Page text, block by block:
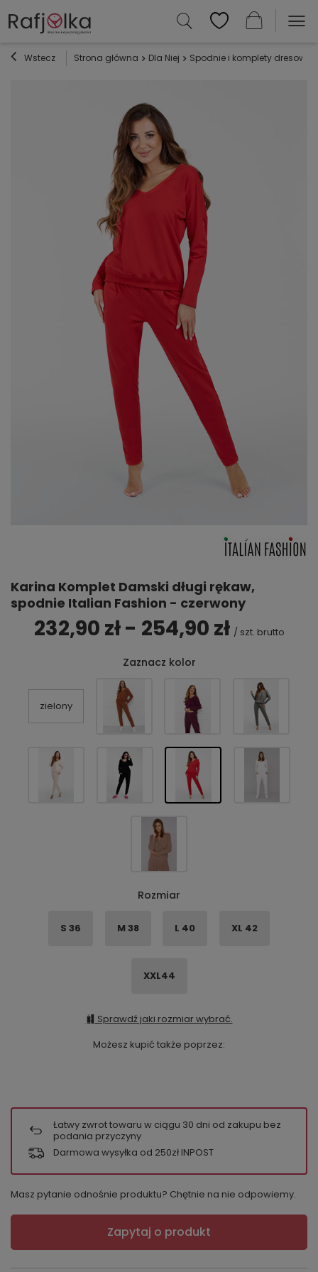
Wstecz Strona główna Dla Niej Spodnie i komplety dresowe
Karina Komplet Damski długi rękaw,
spodnie Italian Fashion - czerwony
232,90 zł - 254,90 zł / szt. brutto
Zaznacz kolor
zielony
Rozmiar
S 36 M 38 L 40 XL 42
XXL44
Sprawdź jaki rozmiar wybrać.
Możesz kupić także poprzez:
Łatwy zwrot towaru w ciągu 30 dni od zakupu bez
podania przyczyny
Darmowa wysyłka od 250zł INPOST
Masz pytanie odnośnie produktu? Chętnie na nie odpowiemy.
Zapytaj o produkt